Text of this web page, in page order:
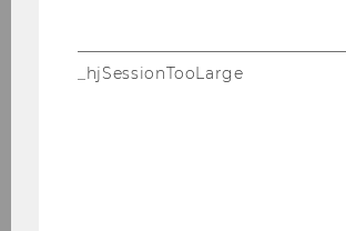
Con­tri­bu­ting to re­se­arch work,
and ad­mi­nis­tra­ti­ve tasks re­qui­red
niza­tio­nal unit to which he/she is
sis­ting with ex­ami­na­ti­ons;
niza­tio­nal and ad­mi­nis­tra­ti­ve
con­trol/ eva­lua­ti­on me­a­su­res;
ac­ti­vi­ties; In­de­pen­dent re­se­arch
ding clas­ses in­de­pendent­ly and
_hjSessionTooLarge